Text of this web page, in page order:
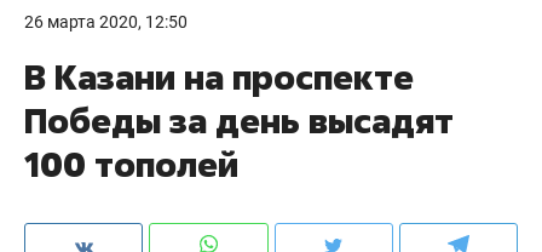
26 марта 2020, 12:50
В Казани на проспекте
Победы за день высадят
100 тополей